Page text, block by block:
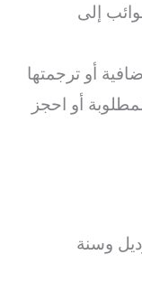
إلى
أو ترجمتها
أو احجز
وسنة